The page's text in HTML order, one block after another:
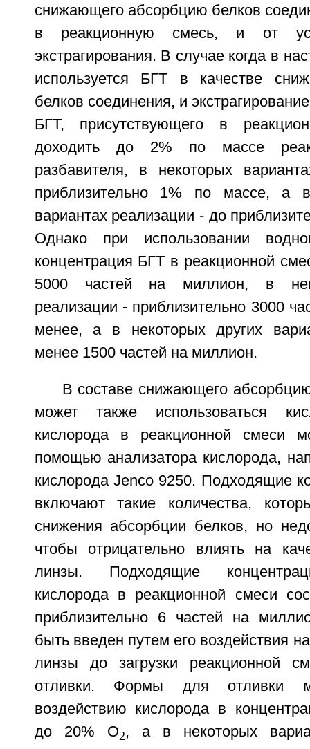
снижающего абсорбцию белков
в реакционную смесь, и от
экстрагирования. В случае когда в
используется БГТ в качестве
белков соединения, и
БГТ, присутствующего в
доходить до 2% по массе
разбавителя, в некоторых
приблизительно 1% по массе, а
вариантах реализации - до
Однако при использовании
концентрация БГТ в реакционной
5000 частей на миллион, в
реализации - приблизительно 3000
менее, а в некоторых других
менее 1500 частей на миллион.
В составе снижающего
может также использоваться
кислорода в реакционной смеси
помощью анализатора кислорода,
кислорода Jenco 9250. Подходящие
включают такие количества,
снижения абсорбции белков, но
чтобы отрицательно влиять на
линзы. Подходящие
кислорода в реакционной смеси
приблизительно 6 частей на
быть введен путем его воздействия
линзы до загрузки реакционной
отливки. Формы для отливки
воздействию кислорода в
до 20% O2, а в некоторых